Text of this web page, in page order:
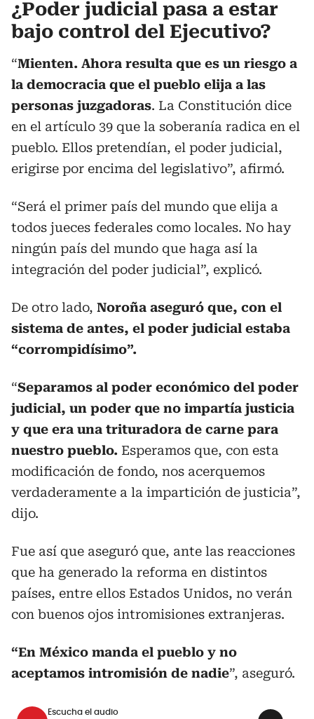
¿Poder judicial pasa a estar
bajo control del Ejecutivo?
“Mienten. Ahora resulta que es un riesgo a
la democracia que el pueblo elija a las
personas juzgadoras. La Constitución dice
en el artículo 39 que la soberanía radica en el
pueblo. Ellos pretendían, el poder judicial,
erigirse por encima del legislativo”, afirmó.
“Será el primer país del mundo que elija a
todos jueces federales como locales. No hay
ningún país del mundo que haga así la
integración del poder judicial”, explicó.
De otro lado, Noroña aseguró que, con el
sistema de antes, el poder judicial estaba
“corrompidísimo”.
“Separamos al poder económico del poder
judicial, un poder que no impartía justicia
y que era una trituradora de carne para
nuestro pueblo. Esperamos que, con esta
modificación de fondo, nos acerquemos
verdaderamente a la impartición de justicia”,
dijo.
Fue así que aseguró que, ante las reacciones
que ha generado la reforma en distintos
países, entre ellos Estados Unidos, no verán
con buenos ojos intromisiones extranjeras.
“En México manda el pueblo y no
aceptamos intromisión de nadie”, aseguró.
Escucha el audio